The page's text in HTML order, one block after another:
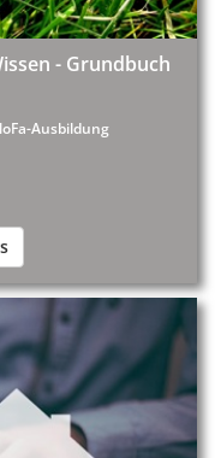
- Grundbuch
Ausbildung